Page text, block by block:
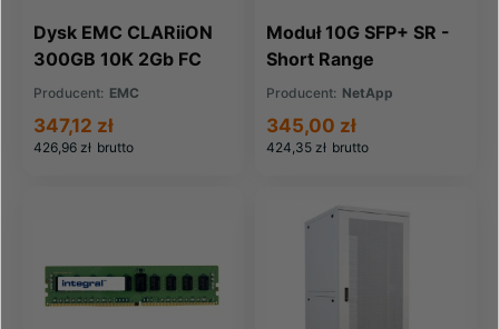
Dysk EMC CLARiiON
300GB 10K 2Gb FC
HDD RoHS
Producent: EMC
426,96 zł brutto
347,12 zł
Moduł 10G SFP+ SR -
Short Range
Producent: NetApp
424,35 zł brutto
345,00 zł